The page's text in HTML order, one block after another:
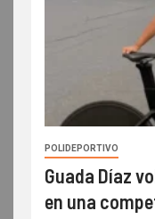
POLIDEPORTIVO
Guada Díaz
en una